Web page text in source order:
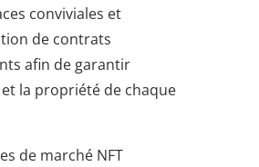
conviviales et
de contrats
afin de garantir
et la propriété de chaque
de marché NFT